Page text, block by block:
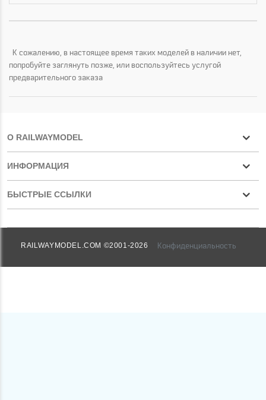
К сожалению, в настоящее время таких моделей в наличии нет,
попробуйте заглянуть позже, или воспользуйтесь услугой
предварительного заказа
О RAILWAYMODEL
ИНФОРМАЦИЯ
БЫСТРЫЕ ССЫЛКИ
RAILWAYMODEL.COM ©2001-2026 Конфиденциальность